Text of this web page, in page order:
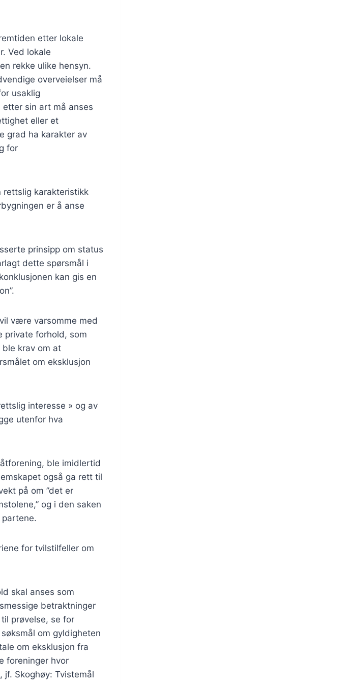
etter lokale
Ved lokale
rekke ulike hensyn.
overveielser må
usaklig
sin art må anses
eller et
grad ha karakter av
for
rettslig karakteristikk
er å anse
prinsipp om status
dette spørsmål i
kan gis en
være varsomme med
private forhold, som
ble krav om at
om eksklusjon
interesse » og av
utenfor hva
ble imidlertid
også ga rett til
på om ”det er
og i den saken
for tvilstilfeller om
skal anses som
betraktninger
prøvelse, se for
om gyldigheten
om eksklusjon fra
foreninger hvor
Skoghøy: Tvistemål